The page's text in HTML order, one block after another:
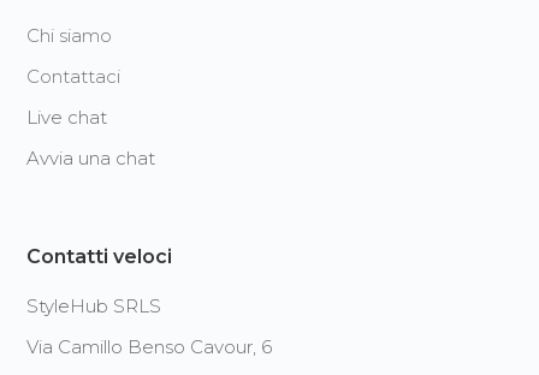
Chi siamo
Contattaci
Live chat
Avvia una chat
Contatti veloci
StyleHub SRLS
Via Camillo Benso Cavour, 6